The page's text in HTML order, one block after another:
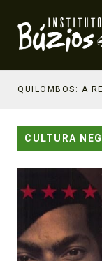
QUILOMBOS: A
CULTURA